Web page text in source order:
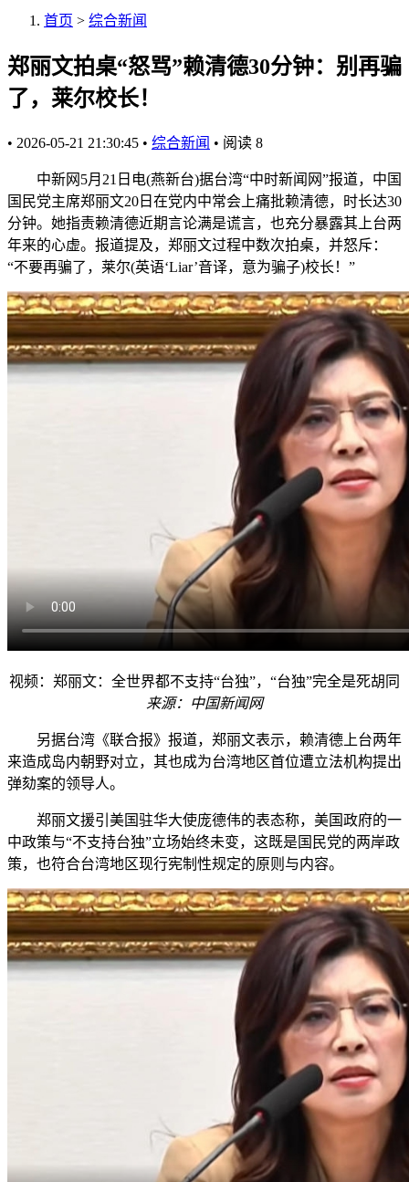
首页 > 综合新闻
郑丽文拍桌“怒骂”赖清德30分钟：别再骗
了，莱尔校长！
• 2026-05-21 21:30:45 • 综合新闻 • 阅读 8
中新网5月21日电(燕新台)据台湾“中时新闻网”报道，中国
国民党主席郑丽文20日在党内中常会上痛批赖清德，时长达30
分钟。她指责赖清德近期言论满是谎言，也充分暴露其上台两
年来的心虚。报道提及，郑丽文过程中数次拍桌，并怒斥：
“不要再骗了，莱尔(英语‘Liar’音译，意为骗子)校长！”
视频：郑丽文：全世界都不支持“台独”，“台独”完全是死胡同
来源：中国新闻网
另据台湾《联合报》报道，郑丽文表示，赖清德上台两年
来造成岛内朝野对立，其也成为台湾地区首位遭立法机构提出
弹劾案的领导人。
郑丽文援引美国驻华大使庞德伟的表态称，美国政府的一
中政策与“不支持台独”立场始终未变，这既是国民党的两岸政
策，也符合台湾地区现行宪制性规定的原则与内容。